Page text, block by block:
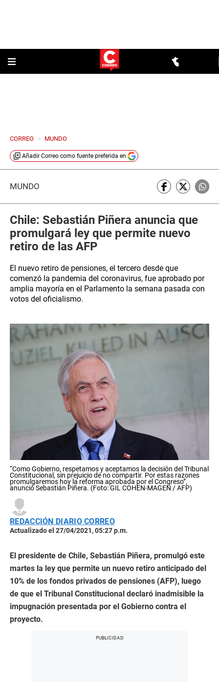
CORREO > MUNDO
Añadir Correo como fuente preferida en
MUNDO
Chile: Sebastián Piñera anuncia que
promulgará ley que permite nuevo
retiro de las AFP
El nuevo retiro de pensiones, el tercero desde que
comenzó la pandemia del coronavirus, fue aprobado por
amplia mayoría en el Parlamento la semana pasada con
votos del oficialismo.
“Como Gobierno, respetamos y aceptamos la decisión del Tribunal
Constitucional, sin prejuicio de no compartir. Por estas razones
promulgaremos hoy la reforma aprobada por el Congreso”,
anunció Sebastián Piñera. (Foto: GIL COHEN-MAGEN / AFP)
REDACCIÓN DIARIO CORREO
Actualizado el 27/04/2021, 05:27 p.m.
El presidente de Chile, Sebastián Piñera, promulgó este
martes la ley que permite un nuevo retiro anticipado del
10% de los fondos privados de pensiones (AFP), luego
de que el Tribunal Constitucional declaró inadmisible la
impugnación presentada por el Gobierno contra el
proyecto.